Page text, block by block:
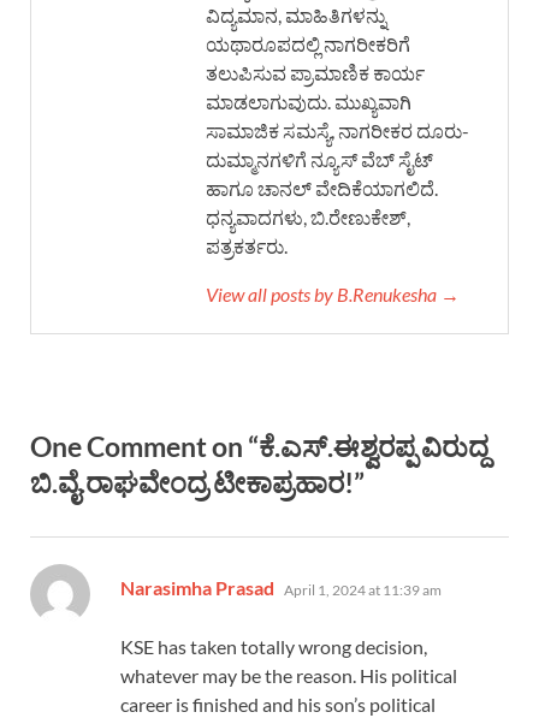
ವಿದ್ಯಮಾನ, ಮಾಹಿತಿಗಳನ್ನು
ಯಥಾರೂಪದಲ್ಲಿ ನಾಗರೀಕರಿಗೆ
ತಲುಪಿಸುವ ಪ್ರಾಮಾಣಿಕ ಕಾರ್ಯ
ಮಾಡಲಾಗುವುದು. ಮುಖ್ಯವಾಗಿ
ಸಾಮಾಜಿಕ ಸಮಸ್ಯೆ, ನಾಗರೀಕರ ದೂರು-
ದುಮ್ಮಾನಗಳಿಗೆ ನ್ಯೂಸ್ ವೆಬ್ ಸೈಟ್
ಹಾಗೂ ಚಾನಲ್ ವೇದಿಕೆಯಾಗಲಿದೆ.
ಧನ್ಯವಾದಗಳು, ಬಿ.ರೇಣುಕೇಶ್,
ಪತ್ರಕರ್ತರು.
View all posts by B.Renukesha →
One Comment on “ಕೆ.ಎಸ್.ಈಶ್ವರಪ್ಪ ವಿರುದ್ದ
ಬಿ.ವೈ.ರಾಘವೇಂದ್ರ ಟೀಕಾಪ್ರಹಾರ!”
Narasimha Prasad says:
April 1, 2024 at 11:39 am
KSE has taken totally wrong decision,
whatever may be the reason. His political
career is finished and his son’s political